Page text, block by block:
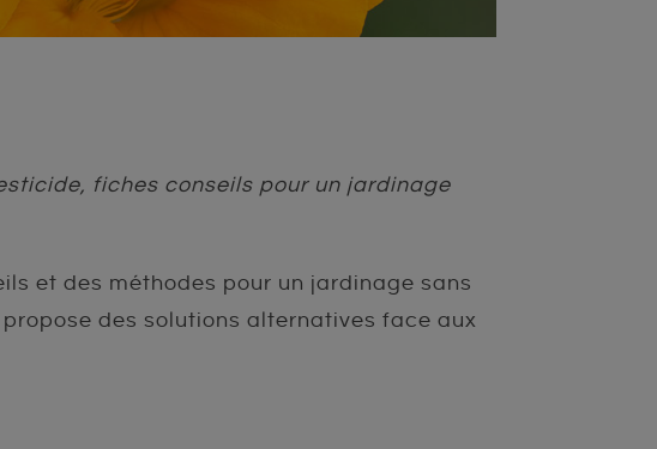
fiches conseils pour un jardinage
et des méthodes pour un jardinage sans
des solutions alternatives face aux